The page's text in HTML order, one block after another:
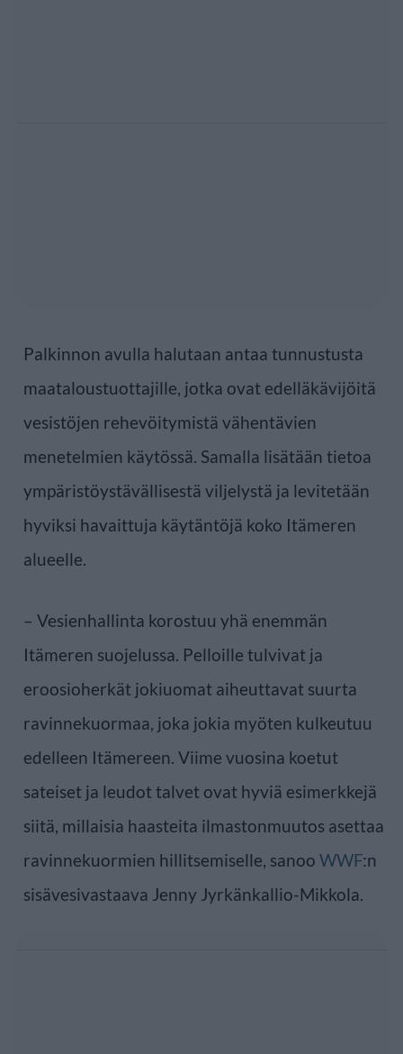
Palkinnon avulla halutaan antaa tunnustusta
maataloustuottajille, jotka ovat edelläkävijöitä
vesistöjen rehevöitymistä vähentävien
menetelmien käytössä. Samalla lisätään tietoa
ympäristöystävällisestä viljelystä ja levitetään
hyviksi havaittuja käytäntöjä koko Itämeren
alueelle.
– Vesienhallinta korostuu yhä enemmän
Itämeren suojelussa. Pelloille tulvivat ja
eroosioherkät jokiuomat aiheuttavat suurta
ravinnekuormaa, joka jokia myöten kulkeutuu
edelleen Itämereen. Viime vuosina koetut
sateiset ja leudot talvet ovat hyviä esimerkkejä
siitä, millaisia haasteita ilmastonmuutos asettaa
ravinnekuormien hillitsemiselle, sanoo WWF:n
sisävesivastaava Jenny Jyrkänkallio-Mikkola.